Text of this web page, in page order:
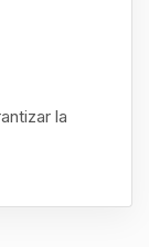
la